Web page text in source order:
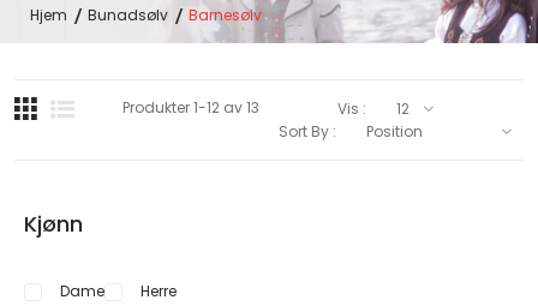
Hjem Bunadsølv Barnesølv
Kjønn
Dame Herre
Produkter1-12av13
Vis :
Sort By :